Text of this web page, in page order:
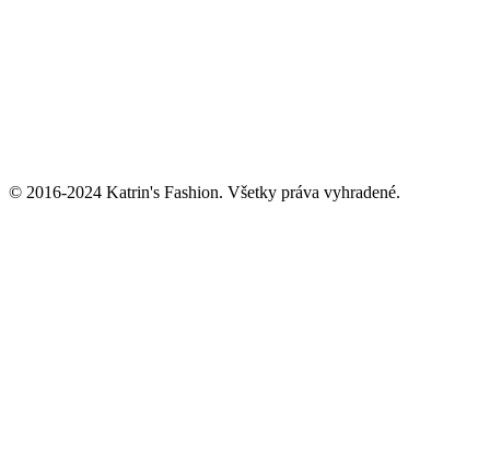
© 2016-2024 Katrin's Fashion. Všetky práva vyhradené.